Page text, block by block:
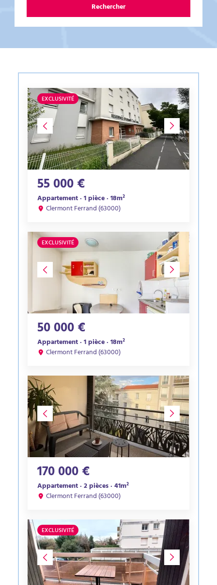
Rechercher
EXCLUSIVITÉ
55 000 €
Appartement · 1 pièce · 18m²
Clermont Ferrand (63000)
EXCLUSIVITÉ
50 000 €
Appartement · 1 pièce · 18m²
Clermont Ferrand (63000)
170 000 €
Appartement · 2 pièces · 41m²
Clermont Ferrand (63000)
EXCLUSIVITÉ